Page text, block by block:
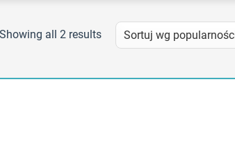
Showing all 2 results